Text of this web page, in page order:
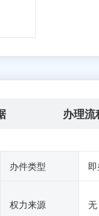
办理流
办件类型
权力来源 无